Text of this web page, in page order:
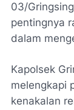
03/
pentingnya
dalam
Kapolsek
melengkapi
kenakalan